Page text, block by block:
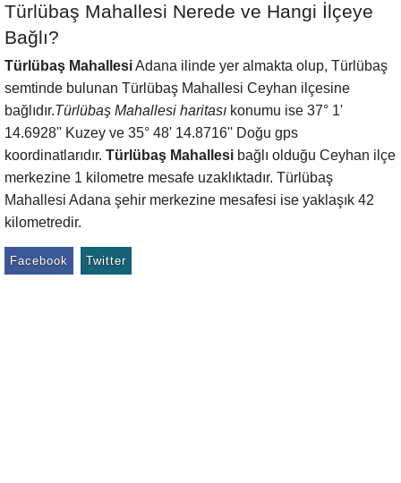
Türlübaş Mahallesi Nerede ve Hangi İlçeye
Bağlı?
Türlübaş MahallesiAdana ilinde yer almakta olup, Türlübaş
semtinde bulunan Türlübaş Mahallesi Ceyhan ilçesine
bağlıdır.Türlübaş Mahallesi haritası konumu ise 37° 1'
14.6928'' Kuzey ve 35° 48' 14.8716'' Doğu gps
koordinatlarıdır. Türlübaş Mahallesi bağlı olduğu Ceyhan ilçe
merkezine 1 kilometre mesafe uzaklıktadır. Türlübaş
Mahallesi Adana şehir merkezine mesafesi ise yaklaşık 42
kilometredir.
Facebook Twitter